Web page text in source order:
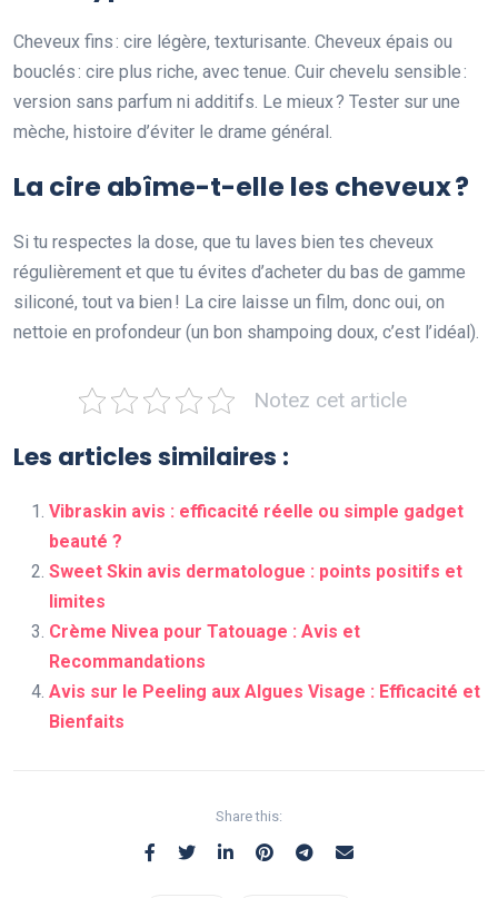
Cheveux fins : cire légère, texturisante. Cheveux épais ou
bouclés : cire plus riche, avec tenue. Cuir chevelu sensible :
version sans parfum ni additifs. Le mieux ? Tester sur une
mèche, histoire d’éviter le drame général.
La cire abîme-t-elle les cheveux ?
Si tu respectes la dose, que tu laves bien tes cheveux
régulièrement et que tu évites d’acheter du bas de gamme
siliconé, tout va bien ! La cire laisse un film, donc oui, on
nettoie en profondeur (un bon shampoing doux, c’est l’idéal).
Notez cet article
Les articles similaires :
Vibraskin avis : efficacité réelle ou simple gadget
beauté ?
Sweet Skin avis dermatologue : points positifs et
limites
Crème Nivea pour Tatouage : Avis et
Recommandations
Avis sur le Peeling aux Algues Visage : Efficacité et
Bienfaits
Share this: